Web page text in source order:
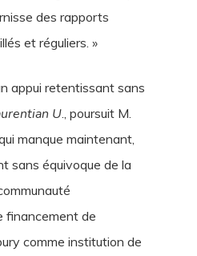
des rapports
et réguliers. »
appui retentissant sans
U ., poursuit M.
manque maintenant,
sans équivoque de la
financement de
comme institution de